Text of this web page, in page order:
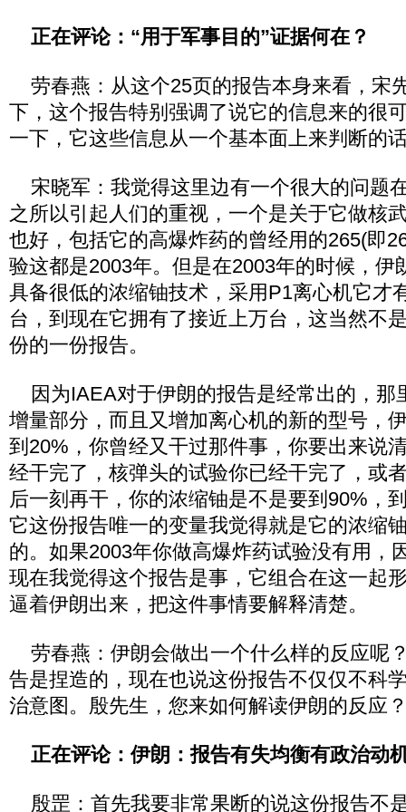
正在评论：“用于军事目的”证据何在？
劳春燕：从这个25页的报告本身来看，宋
下，这个报告特别强调了说它的信息来的很
一下，它这些信息从一个基本面上来判断的
宋晓军：我觉得这里边有一个很大的问题
之所以引起人们的重视，一个是关于它做核
也好，包括它的高爆炸药的曾经用的265(即
验这都是2003年。但是在2003年的时候，伊
具备很低的浓缩铀技术，采用P1离心机它才
台，到现在它拥有了接近上万台，这当然不
份的一份报告。
因为IAEA对于伊朗的报告是经常出的，那
增量部分，而且又增加离心机的新的型号，
到20%，你曾经又干过那件事，你要出来说
经干完了，核弹头的试验你已经干完了，或
后一刻再干，你的浓缩铀是不是要到90%，
它这份报告唯一的变量我觉得就是它的浓缩
的。如果2003年你做高爆炸药试验没有用，
现在我觉得这个报告是事，它组合在这一起
逼着伊朗出来，把这件事情要解释清楚。
劳春燕：伊朗会做出一个什么样的反应呢
告是捏造的，现在也说这份报告不仅仅不科
治意图。殷先生，您来如何解读伊朗的反应
正在评论：伊朗：报告有失均衡有政治动
殷罡：首先我要非常果断的说这份报告不